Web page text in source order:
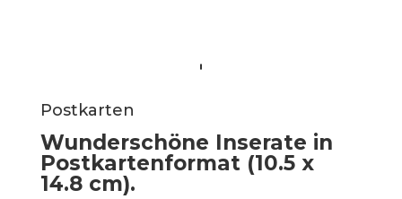
Postkarten
Wunderschöne Inserate in
Postkartenformat (10.5 x
14.8 cm).